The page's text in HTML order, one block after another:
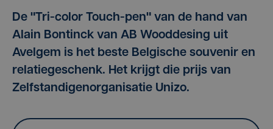
De "Tri-color Touch-pen" van de hand van
Alain Bontinck van AB Wooddesing uit
Avelgem is het beste Belgische souvenir en
relatiegeschenk. Het krijgt die prijs van
Zelfstandigenorganisatie Unizo.